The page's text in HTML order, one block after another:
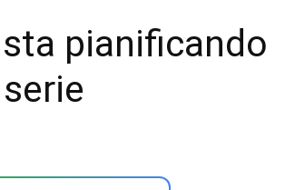
pianificando